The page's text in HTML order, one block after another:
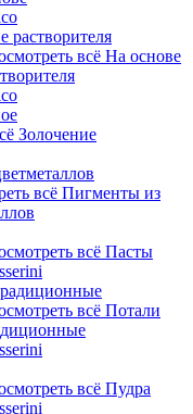
растворителя
всё На основе
Золочение
всё Пигменты из
всё Пасты
всё Потали
всё Пудра